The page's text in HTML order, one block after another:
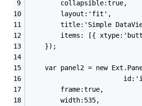
        collapsible:true,
        layout:'fit',
title:'Simple
items: [{
    });
var panel2 = new
        frame:true,
        width:535,